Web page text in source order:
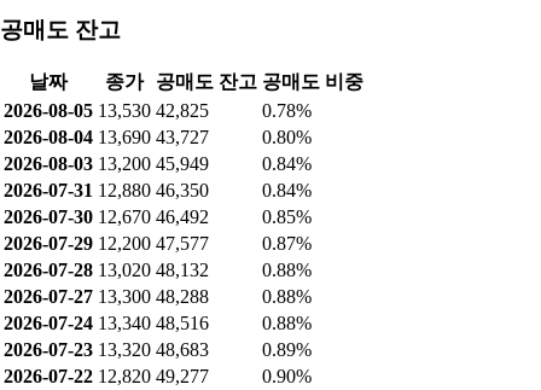
공매도 잔고
날짜 종가 공매도 잔고 공매도 비중
2026-08-05 13,530 42,825
0.78%
2026-08-04 13,690 43,727
0.80%
2026-08-03 13,200 45,949
0.84%
2026-07-31 12,880 46,350
0.84%
2026-07-30 12,670 46,492
0.85%
2026-07-29 12,200 47,577
0.87%
2026-07-28 13,020 48,132
0.88%
2026-07-27 13,300 48,288
0.88%
2026-07-24 13,340 48,516
0.88%
2026-07-23 13,320 48,683
0.89%
2026-07-22 12,820 49,277
0.90%